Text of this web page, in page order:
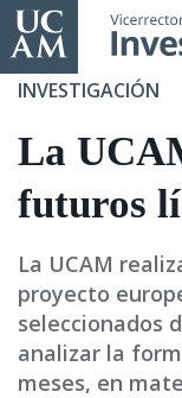
Pasar
al
contenido
INVESTIGACIÓN
La
futuros
La UCAM
proyecto
seleccionados
analizar la
meses, en